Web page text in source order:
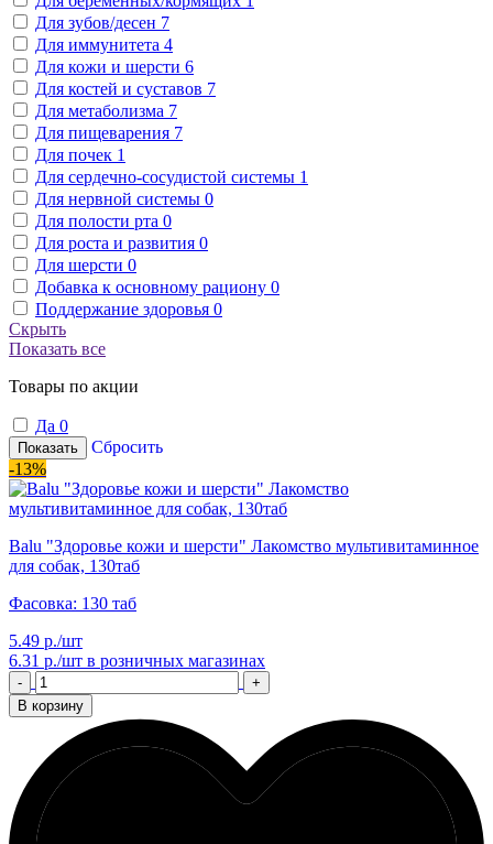
Для зубов/десен 7
Для иммунитета 4
Для кожи и шерсти 6
Для костей и суставов 7
Для метаболизма 7
Для пищеварения 7
Для почек 1
Для сердечно-сосудистой системы 1
Для нервной системы 0
Для полости рта 0
Для роста и развития 0
Для шерсти 0
Добавка к основному рациону 0
Поддержание здоровья 0
Скрыть
Показать все
Товары по акции
Да 0
Показать
Сбросить
-13%
Balu "Здоровье кожи и шерсти" Лакомство мультивитаминное
для собак, 130таб
Фасовка: 130 таб
5.49 р./шт
6.31 р./шт в розничных магазинах
-
+
В корзину